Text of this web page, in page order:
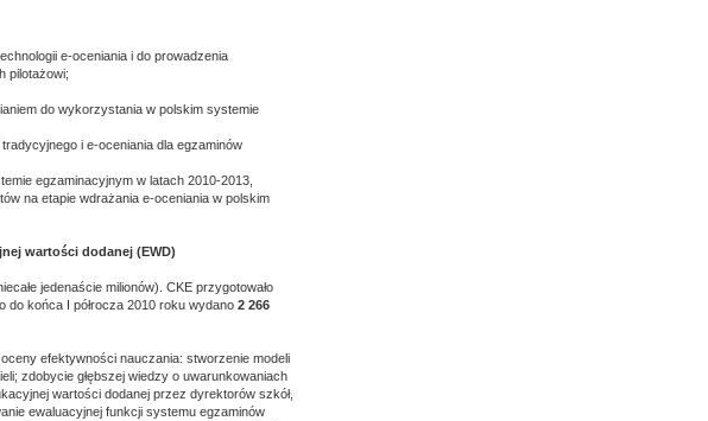
e-oceniania i do prowadzenia
pilotażowi;
do wykorzystania w polskim systemie
i e-oceniania dla egzaminów
egzaminacyjnym w latach 2010-2013,
na etapie wdrażania e-oceniania w polskim
wartości dodanej (EWD)
jedenaście milionów). CKE przygotowało
końca I półrocza 2010 roku wydano 2 266
efektywności nauczania: stworzenie modeli
zdobycie głębszej wiedzy o uwarunkowaniach
wartości dodanej przez dyrektorów szkół,
ewaluacyjnej funkcji systemu egzaminów